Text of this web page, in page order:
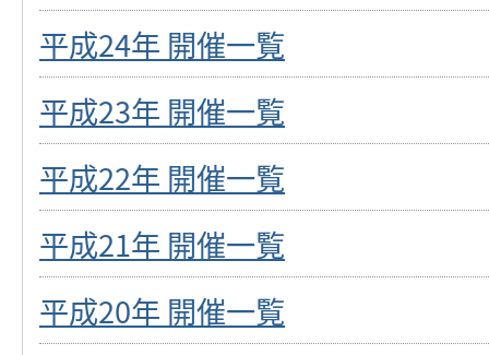
平成24年 開催一覧
平成23年 開催一覧
平成22年 開催一覧
平成21年 開催一覧
平成20年 開催一覧